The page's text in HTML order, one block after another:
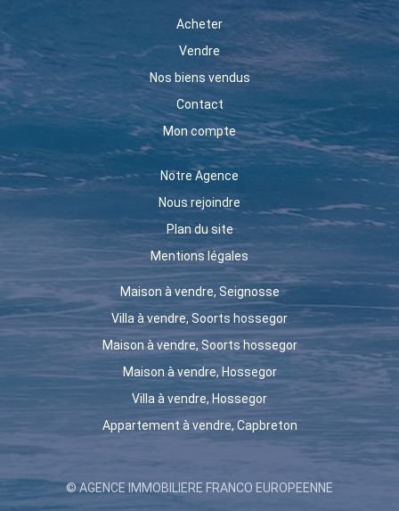
Acheter
Vendre
Nos biens vendus
Contact
Mon compte
Notre Agence
Nous rejoindre
Plan du site
Mentions légales
Maison à vendre, Seignosse
Villa à vendre, Soorts hossegor
Maison à vendre, Soorts hossegor
Maison à vendre, Hossegor
Villa à vendre, Hossegor
Appartement à vendre, Capbreton
© AGENCE IMMOBILIERE FRANCO EUROPEENNE